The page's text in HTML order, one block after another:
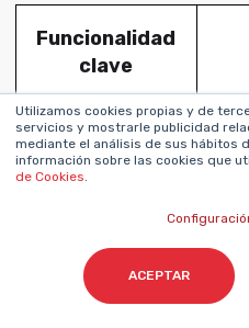
Utilizamos cookies propias y de
servicios y mostrarle publicidad
mediante el análisis de sus hábitos
información sobre las cookies que
de Cookies.
ACEPTAR
Funcionalidad
clave
Gestión de
inventario
Pasarelas de
pago